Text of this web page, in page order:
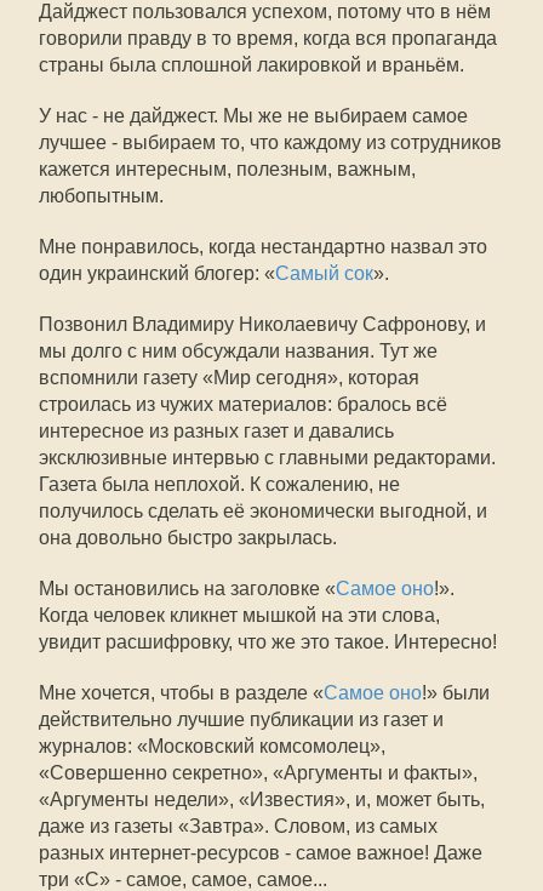
Дайджест пользовался успехом, потому что в нём
говорили правду в то время, когда вся пропаганда
страны была сплошной лакировкой и враньём.
У нас - не дайджест. Мы же не выбираем самое
лучшее - выбираем то, что каждому из сотрудников
кажется интересным, полезным, важным,
любопытным.
Мне понравилось, когда нестандартно назвал это
один украинский блогер: «Самый сок».
Позвонил Владимиру Николаевичу Сафронову, и
мы долго с ним обсуждали названия. Тут же
вспомнили газету «Мир сегодня», которая
строилась из чужих материалов: бралось всё
интересное из разных газет и давались
эксклюзивные интервью с главными редакторами.
Газета была неплохой. К сожалению, не
получилось сделать её экономически выгодной, и
она довольно быстро закрылась.
Мы остановились на заголовке «Самое оно!».
Когда человек кликнет мышкой на эти слова,
увидит расшифровку, что же это такое. Интересно!
Мне хочется, чтобы в разделе «Самое оно!» были
действительно лучшие публикации из газет и
журналов: «Московский комсомолец»,
«Совершенно секретно», «Аргументы и факты»,
«Аргументы недели», «Известия», и, может быть,
даже из газеты «Завтра». Словом, из самых
разных интернет-ресурсов - самое важное! Даже
три «С» - самое, самое, самое...